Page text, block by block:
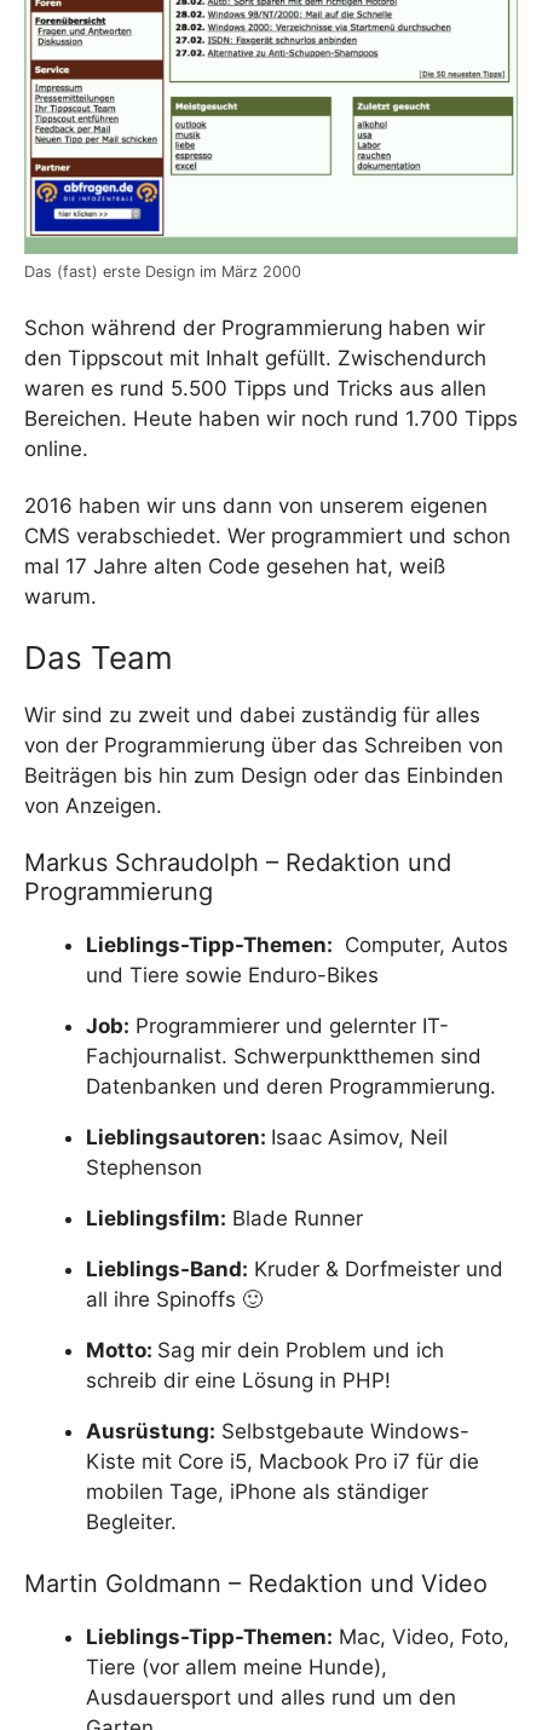
Das (fast) erste Design im März 2000
Schon während der Programmierung haben wir
den Tippscout mit Inhalt gefüllt. Zwischendurch
waren es rund 5.500 Tipps und Tricks aus allen
Bereichen. Heute haben wir noch rund 1.700 Tipps
online.
2016 haben wir uns dann von unserem eigenen
CMS verabschiedet. Wer programmiert und schon
mal 17 Jahre alten Code gesehen hat, weiß
warum.
Das Team
Wir sind zu zweit und dabei zuständig für alles
von der Programmierung über das Schreiben von
Beiträgen bis hin zum Design oder das Einbinden
von Anzeigen.
Markus Schraudolph – Redaktion und
Programmierung
Lieblings-Tipp-Themen: Computer, Autos
und Tiere sowie Enduro-Bikes
Job: Programmierer und gelernter IT-
Fachjournalist. Schwerpunktthemen sind
Datenbanken und deren Programmierung.
Lieblingsautoren: Isaac Asimov, Neil
Stephenson
Lieblingsfilm: Blade Runner
Lieblings-Band: Kruder & Dorfmeister und
all ihre Spinoffs 🙂
Motto: Sag mir dein Problem und ich
schreib dir eine Lösung in PHP!
Ausrüstung: Selbstgebaute Windows-
Kiste mit Core i5, Macbook Pro i7 für die
mobilen Tage, iPhone als ständiger
Begleiter.
Martin Goldmann – Redaktion und Video
Lieblings-Tipp-Themen: Mac, Video, Foto,
Tiere (vor allem meine Hunde),
Ausdauersport und alles rund um den